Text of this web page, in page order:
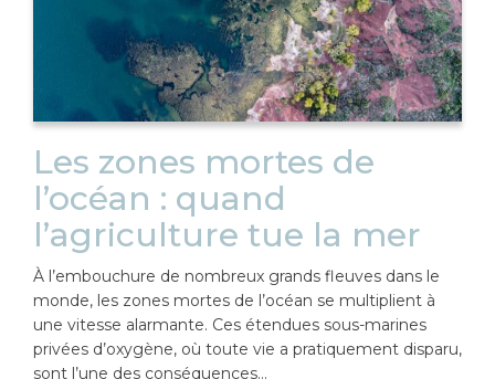
Les zones mortes de
l’océan : quand
l’agriculture tue la mer
À l’embouchure de nombreux grands fleuves dans le
monde, les zones mortes de l’océan se multiplient à
une vitesse alarmante. Ces étendues sous-marines
privées d’oxygène, où toute vie a pratiquement disparu,
sont l’une des conséquences…